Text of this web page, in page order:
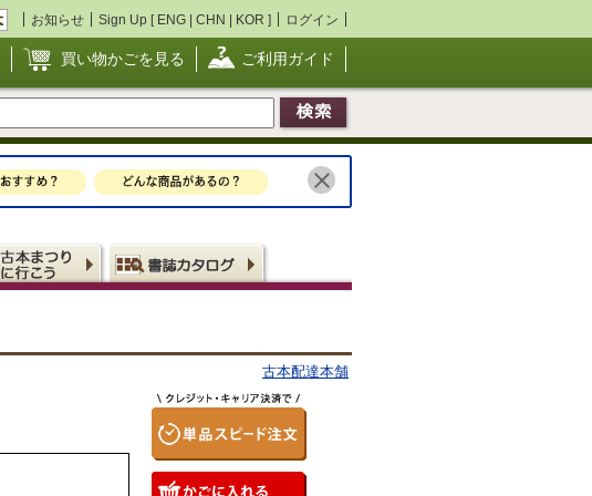
お知らせ Sign Up [ ENG | CHN | KOR ] ログイン
買い物かごを見る ご利用ガイド
古本配達本舗